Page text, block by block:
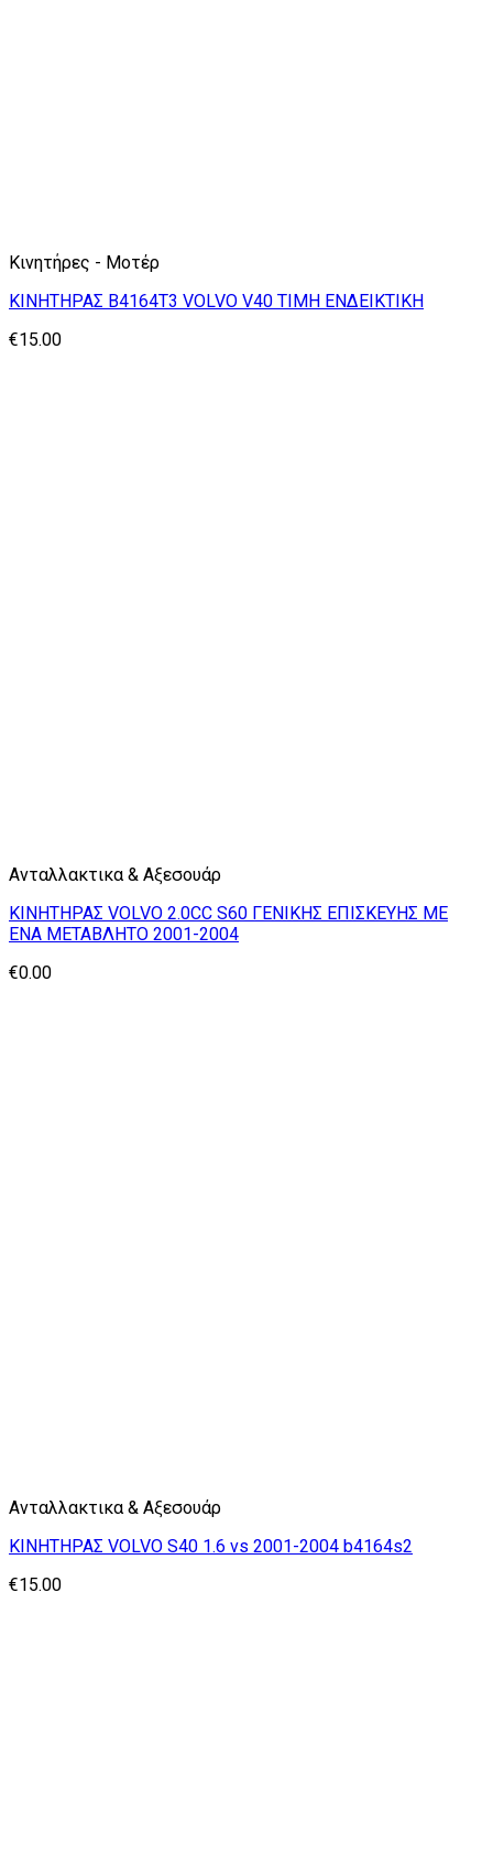
Κινητήρες - Μοτέρ
ΚΙΝΗΤΗΡΑΣ B4164T3 VOLVO V40 TIMH ΕΝΔΕΙΚΤΙΚΗ
€15.00
Ανταλλακτικα & Αξεσουάρ
ΚΙΝΗΤΗΡΑΣ VOLVO 2.0CC S60 ΓΕΝΙΚΗΣ ΕΠΙΣΚΕΥΗΣ ΜΕ
ΕΝΑ ΜΕΤΑΒΛΗΤΟ 2001-2004
€0.00
Ανταλλακτικα & Αξεσουάρ
ΚΙΝΗΤΗΡΑΣ VOLVO S40 1.6 vs 2001-2004 b4164s2
€15.00